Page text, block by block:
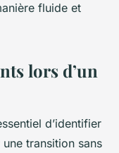
fluide et
lors d’un
d’identifier
transition sans